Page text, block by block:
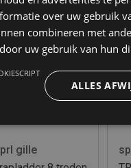
over uw gebruik
combineren met
uw gebruik van hun
ALLES